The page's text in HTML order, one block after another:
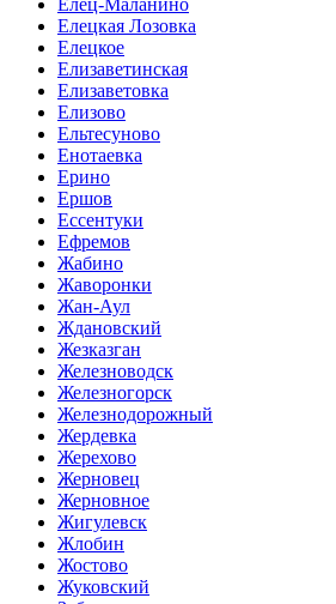
Елецкая Лозовка
Елецкое
Елизаветинская
Елизаветовка
Елизово
Ельтесуново
Енотаевка
Ерино
Ершов
Ессентуки
Ефремов
Жабино
Жаворонки
Жан-Аул
Ждановский
Жезказган
Железноводск
Железногорск
Железнодорожный
Жердевка
Жерехово
Жерновец
Жерновное
Жигулевск
Жлобин
Жостово
Жуковский